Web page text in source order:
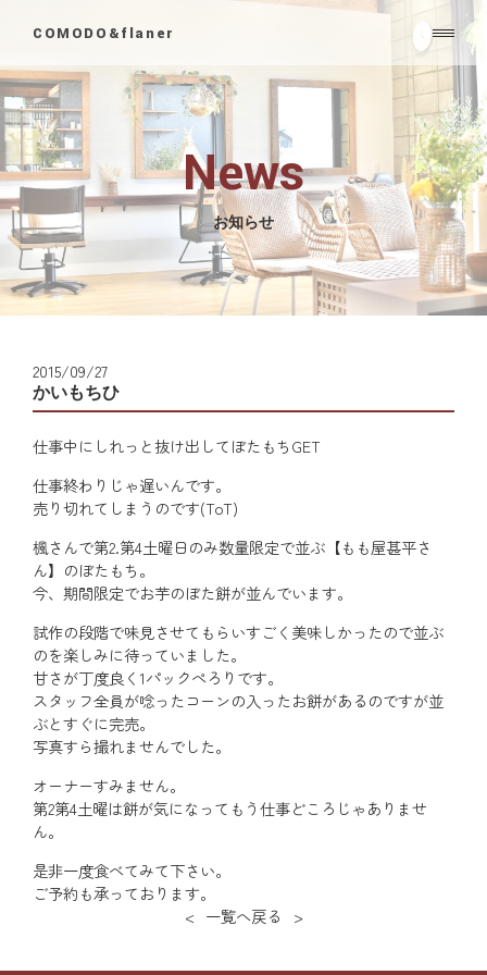
COMODO&flaner
News
お知らせ
2015/09/27
かいもちひ
仕事中にしれっと抜け出してぼたもちGET
仕事終わりじゃ遅いんです。
売り切れてしまうのです(ToT)
楓さんで第2.第4土曜日のみ数量限定で並ぶ【もも屋甚平さ
ん】のぼたもち。
今、期間限定でお芋のぼた餅が並んでいます。
試作の段階で味見させてもらいすごく美味しかったので並ぶ
のを楽しみに待っていました。
甘さが丁度良く1パックぺろりです。
スタッフ全員が唸ったコーンの入ったお餅があるのですが並
ぶとすぐに完売。
写真すら撮れませんでした。
オーナーすみません。
第2第4土曜は餅が気になってもう仕事どころじゃありませ
ん。
是非一度食べてみて下さい。
ご予約も承っております。
< 一覧へ戻る >